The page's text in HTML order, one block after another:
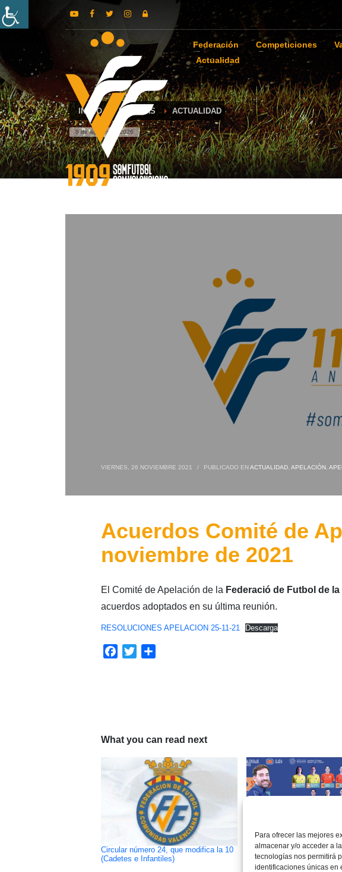
Para ofrecer las mejores
almacenar y/o acceder a
tecnologías nos permitirá
identificaciones únicas en
Federación Competiciones
Actualidad
INICIO NOTICIAS ACTUALIDAD
8 de agosto de 2026
VIERNES, 26 NOVIEMBRE 2021 / PUBLICADO ENACTUALIDAD, APELACIÓN,
Acuerdos Comité de
noviembre de 2021
El Comité de Apelación de la Federació de Futbol de
acuerdos adoptados en su última reunión.
RESOLUCIONES APELACION 25-11-21 Descarga
Facebook
Twitter
What you can read next
Circular número 24, que modifica la 10
(Cadetes e Infantiles)
CONVOCATORIA
Selecció Valenciana
fútbol que disputará la